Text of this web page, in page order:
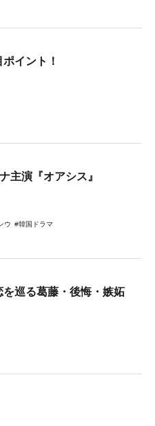
イント！
主演『オアシス』
ウ 韓国ドラマ
巡る葛藤・後悔・嫉妬